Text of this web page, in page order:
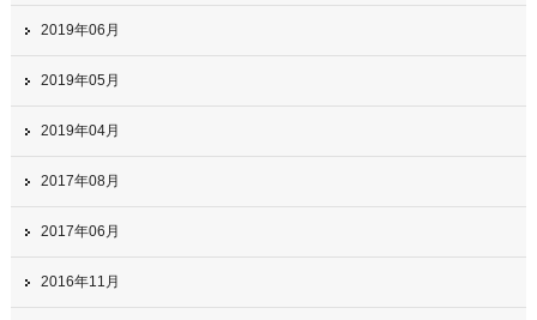
2019年06月
2019年05月
2019年04月
2017年08月
2017年06月
2016年11月